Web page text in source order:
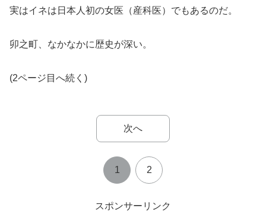
実はイネは日本人初の女医（産科医）でもあるのだ。
卯之町、なかなかに歴史が深い。
(2ページ目へ続く)
次へ
1 2
スポンサーリンク